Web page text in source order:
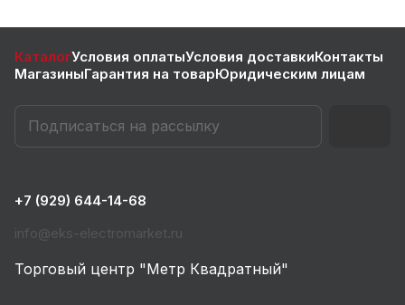
КаталогУсловия оплатыУсловия доставкиКонтакты
МагазиныГарантия на товарЮридическим лицам
+7 (929) 644-14-68
info@eks-electromarket.ru
Торговый центр "Метр Квадратный"